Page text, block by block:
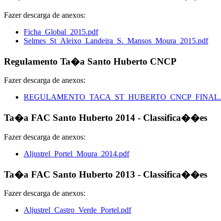
Fazer descarga de anexos:
Ficha_Global_2015.pdf
Selmes_St_Aleixo_Landeira_S._Mansos_Moura_2015.pdf
Regulamento Ta�a Santo Huberto CNCP
Fazer descarga de anexos:
Ta�a FAC Santo Huberto 2014 - Classifica��es
Fazer descarga de anexos:
Aljustrel_Portel_Moura_2014.pdf
Ta�a FAC Santo Huberto 2013 - Classifica��es
Fazer descarga de anexos:
Aljustrel_Castro_Verde_Portel.pdf